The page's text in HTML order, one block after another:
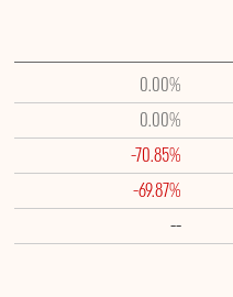
0.00%
0.00%
-70.85%
-69.87%
--